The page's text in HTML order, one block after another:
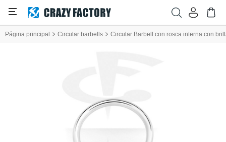
Página principal Circular barbells Circular Barbell con rosca interna con